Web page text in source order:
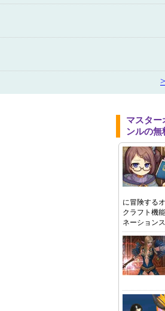
マスター
ンルの無
に冒険する
クラフト機
ネーション